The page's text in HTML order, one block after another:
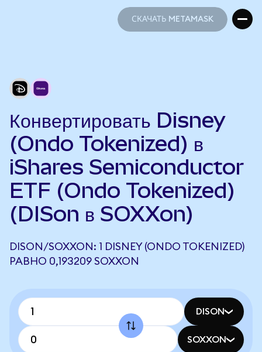
СКАЧАТЬ METAMASK
Конвертировать Disney
(Ondo Tokenized) в
iShares Semiconductor
ETF (Ondo Tokenized)
(DISon в SOXXon)
DISON/SOXXON: 1 DISNEY (ONDO TOKENIZED)
РАВНО 0,193209 SOXXON
DISON
SOXXON